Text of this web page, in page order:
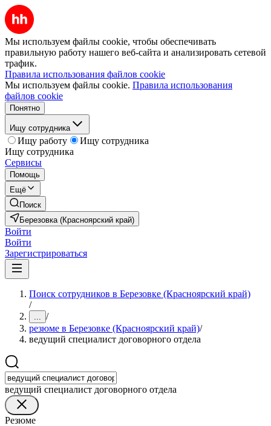
Мы используем файлы cookie, чтобы обеспечивать
правильную работу нашего веб-сайта и анализировать сетевой
трафик.
Правила использования файлов cookie
Мы используем файлы cookie. Правила использования
файлов cookie
Понятно
Ищу сотрудника
Ищу работу
Ищу сотрудника
Ищу сотрудника
Сервисы
Помощь
Ещё
Поиск
Березовка (Красноярский край)
Войти
Войти
Зарегистрироваться
Поиск сотрудников в Березовке (Красноярский край)
/
... /
резюме в Березовке (Красноярский край)/
ведущий специалист договорного отдела
ведущий специалист договорного отдела
Резюме